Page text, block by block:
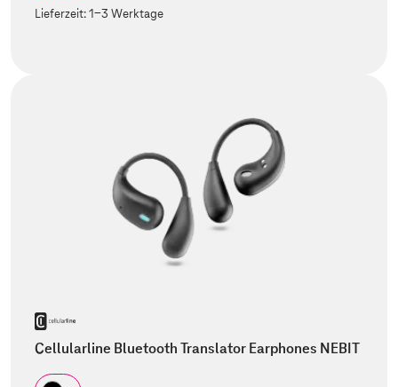
Lieferzeit:1-3 Werktage
Cellularline Bluetooth Translator Earphones NEBIT